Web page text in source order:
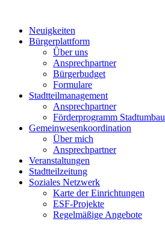
Neuigkeiten
Bürgerplattform
Über uns
Ansprechpartner
Bürgerbudget
Formulare
Stadtteilmanagement
Ansprechpartner
Förderprogramm Stadtumbau
Gemeinwesenkoordination
Über mich
Ansprechpartner
Veranstaltungen
Stadtteilzeitung
Soziales Netzwerk
Karte der Einrichtungen
ESF-Projekte
Regelmäßige Angebote